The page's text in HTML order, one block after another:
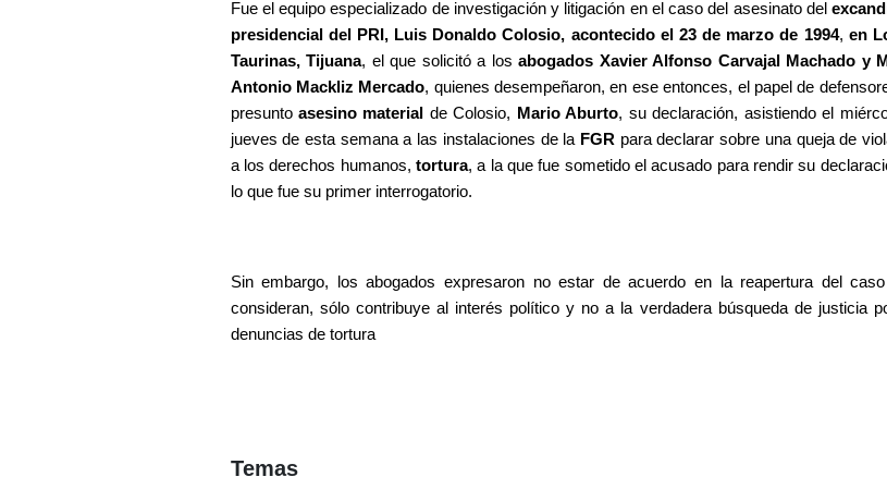
Fue el equipo especializado de investigación y litigación en el caso del asesinato del
presidencial del PRI, Luis Donaldo Colosio, acontecido el 23 de marzo de 1994, en
Taurinas, Tijuana, el que solicitó a los abogados Xavier Alfonso Carvajal Machado y
Antonio Mackliz Mercado, quienes desempeñaron, en ese entonces, el papel de
presunto asesino material de Colosio, Mario Aburto, su declaración, asistiendo el
jueves de esta semana a las instalaciones de la FGR para declarar sobre una queja de
a los derechos humanos, tortura, a la que fue sometido el acusado para rendir su
lo que fue su primer interrogatorio.
Sin embargo, los abogados expresaron no estar de acuerdo en la reapertura del
consideran, sólo contribuye al interés político y no a la verdadera búsqueda de justicia
denuncias de tortura
Temas